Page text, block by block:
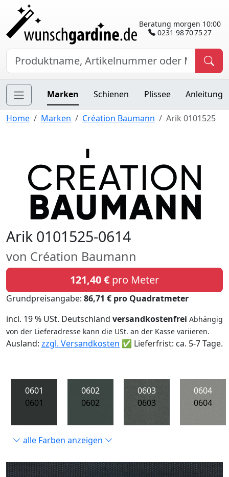
Beratung morgen 10:00
0231 98 70 75 27
Marken Schienen Plissee Anleitung
Home Marken Création Baumann Arik 0101525
Arik 0101525-0614
von Création Baumann
121,40 € pro Meter
Grundpreisangabe: 86,71 € pro Quadratmeter
incl. 19 % USt. Deutschland versandkostenfrei Abhängig
von der Lieferadresse kann die USt. an der Kasse variieren.
Ausland: zzgl. Versandkosten ✅ Lieferfrist: ca. 5-7 Tage.
0601
0601
0602
0602
0603
0603
0604
0604
alle Farben anzeigen